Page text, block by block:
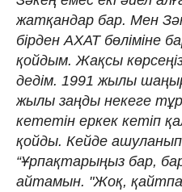
жатқандар бар. Мен
бірден АХАТ бөліміне
қойдым. Жақсы
дедім. 1991 жылы
жылы заңды некеге
кететін еркек кетіп
қойды. Кейде ашуланып
“Ұрпақтарыңыз бар,
айтамын. "Жоқ,